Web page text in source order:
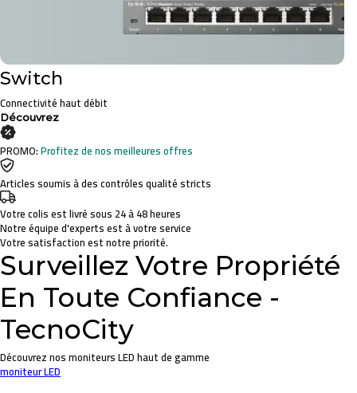
Switch
Connectivité haut débit
Découvrez
PROMO:Profitez de nos meilleures offres
Articles soumis à des contrôles qualité stricts
Votre colis est livré sous 24 à 48 heures
Notre équipe d'experts est à votre service
Votre satisfaction est notre priorité.
Surveillez Votre Propriété
En Toute Confiance -
TecnoCity
Découvrez nos moniteurs LED haut de gamme
moniteur LED